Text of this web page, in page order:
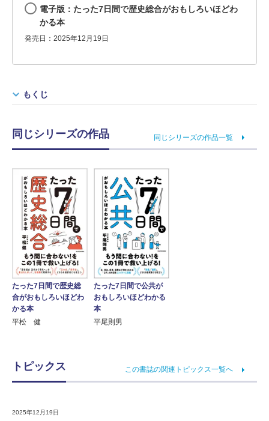
電子版：たった7日間で歴史総合がおもしろいほどわ
かる本
発売日：2025年12月19日
もくじ
同じシリーズの作品 同じシリーズの作品一覧
たった7日間で歴史総
合がおもしろいほどわ
かる本
平松 健
たった7日間で公共が
おもしろいほどわかる
本
平尾則男
トピックス この書誌の関連トピックス一覧へ
2025年12月19日